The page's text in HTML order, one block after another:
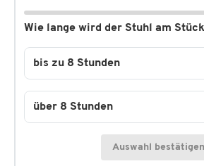
Wie lange wird der Stuhl am
bis zu 8 Stunden
über 8 Stunden
Auswahl bestätigen